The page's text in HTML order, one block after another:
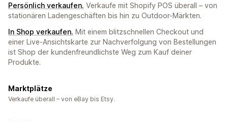
Persönlich verkaufen. Verkaufe mit Shopify POS überall – von
stationären Ladengeschäften bis hin zu Outdoor-Märkten.
In Shop verkaufen. Mit einem blitzschnellen Checkout und
einer Live-Ansichtskarte zur Nachverfolgung von Bestellungen
ist Shop der kundenfreundlichste Weg zum Kauf deiner
Produkte.
Marktplätze
Verkaufe überall – von eBay bis Etsy.